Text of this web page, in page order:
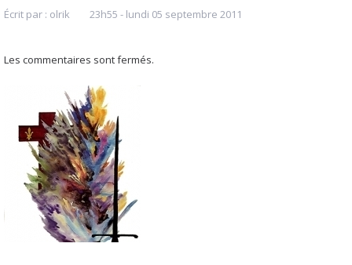
Écrit par : olrik 23h55 - lundi 05 septembre 2011
Les commentaires sont fermés.